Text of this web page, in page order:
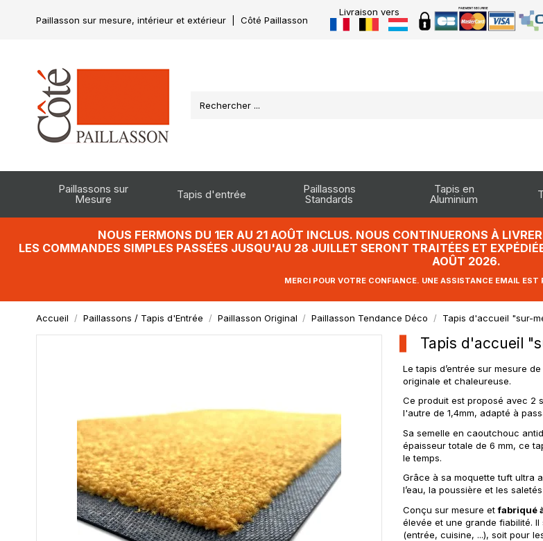
Paillasson sur mesure, intérieur et extérieur Côté Paillasson
Livraison vers
Paillassons sur
Mesure Tapis d'entrée Paillassons
Standards
Tapis en
Aluminium
NOUS FERMONS DU 1ER AU 21 AOÛT INCLUS. NOUS CONTINUERONS À
LES COMMANDES SIMPLES PASSÉES JUSQU'AU 28 JUILLET SERONT TRAITÉES ET
AOÛT 2026.
MERCI POUR VOTRE CONFIANCE. UNE ASSISTANCE EMAIL EST
Accueil Paillassons / Tapis d'Entrée Paillasson Original Paillasson Tendance Déco Tapis d'accueil "sur-
Tapis d'accueil
Le tapis d’entrée sur mesure
originale et chaleureuse.
Ce produit est proposé avec 2
l'autre de 1,4mm, adapté à
Sa semelle en caoutchouc
épaisseur totale de 6 mm, ce
le temps.
Grâce à sa moquette tuft ultra
l’eau, la poussière et les saletés
Conçu sur mesure etfabriqué
élevée et une grande fiabilité.
(entrée, cuisine, ...), soit pour